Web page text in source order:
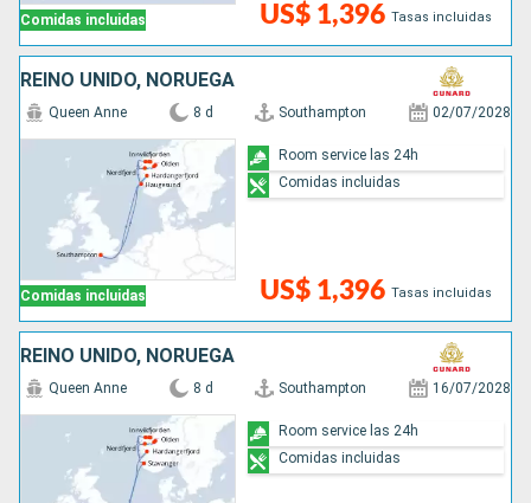
Comidas incluidas US$ 1,396 Tasas incluidas
REINO UNIDO, NORUEGA
Comidas incluidas
Queen Anne 8 d Southampton 02/07/2028
US$ 1,396 Tasas incluidas
Room service las 24h
Comidas incluidas
REINO UNIDO, NORUEGA
Queen Anne 8 d Southampton 16/07/2028
Room service las 24h
Comidas incluidas